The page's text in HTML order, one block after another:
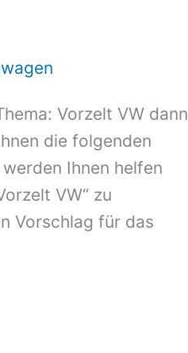
Vorzelt VW dann
die folgenden
Ihnen helfen
VW“ zu
Vorschlag für das